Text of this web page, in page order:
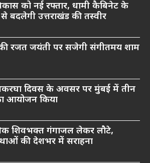
को नई रफ्तार, धामी कैबिनेट के
बदलेगी उत्तराखंड की तस्वीर
रजत जयंती पर सजेगी संगीतमय शाम
हथकरघा दिवस के अवसर पर मुंबई में तीन
आयोजन किया
शिवभक्त गंगाजल लेकर लौटे,
की देशभर में सराहना